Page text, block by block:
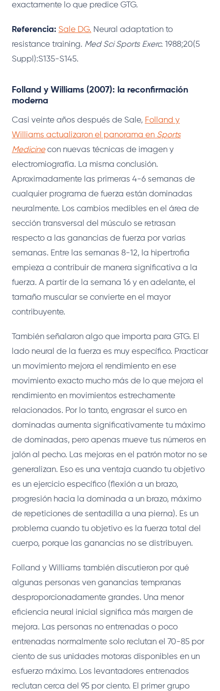
exactamente lo que predice GTG.
Referencia: Sale DG. Neural adaptation to
resistance training. Med Sci Sports Exerc. 1988;20(5
Suppl):S135-S145.
Folland y Williams (2007): la reconfirmación
moderna
Casi veinte años después de Sale, Folland y
Williams actualizaron el panorama en Sports
Medicinecon nuevas técnicas de imagen y
electromiografía. La misma conclusión.
Aproximadamente las primeras 4-6 semanas de
cualquier programa de fuerza están dominadas
neuralmente. Los cambios medibles en el área de
sección transversal del músculo se retrasan
respecto a las ganancias de fuerza por varias
semanas. Entre las semanas 8-12, la hipertrofia
empieza a contribuir de manera significativa a la
fuerza. A partir de la semana 16 y en adelante, el
tamaño muscular se convierte en el mayor
contribuyente.
También señalaron algo que importa para GTG. El
lado neural de la fuerza es muy específico. Practicar
un movimiento mejora el rendimiento en ese
movimiento exacto mucho más de lo que mejora el
rendimiento en movimientos estrechamente
relacionados. Por lo tanto, engrasar el surco en
dominadas aumenta significativamente tu máximo
de dominadas, pero apenas mueve tus números en
jalón al pecho. Las mejoras en el patrón motor no se
generalizan. Eso es una ventaja cuando tu objetivo
es un ejercicio específico (flexión a un brazo,
progresión hacia la dominada a un brazo, máximo
de repeticiones de sentadilla a una pierna). Es un
problema cuando tu objetivo es la fuerza total del
cuerpo, porque las ganancias no se distribuyen.
Folland y Williams también discutieron por qué
algunas personas ven ganancias tempranas
desproporcionadamente grandes. Una menor
eficiencia neural inicial significa más margen de
mejora. Las personas no entrenadas o poco
entrenadas normalmente solo reclutan el 70-85 por
ciento de sus unidades motoras disponibles en un
esfuerzo máximo. Los levantadores entrenados
reclutan cerca del 95 por ciento. El primer grupo